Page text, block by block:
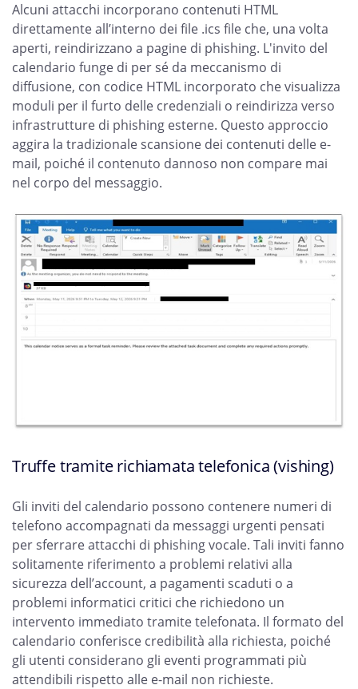
Alcuni attacchi incorporano contenuti HTML
direttamente all’interno dei file .ics file che, una volta
aperti, reindirizzano a pagine di phishing. L'invito del
calendario funge di per sé da meccanismo di
diffusione, con codice HTML incorporato che visualizza
moduli per il furto delle credenziali o reindirizza verso
infrastrutture di phishing esterne. Questo approccio
aggira la tradizionale scansione dei contenuti delle e-
mail, poiché il contenuto dannoso non compare mai
nel corpo del messaggio.
Truffe tramite richiamata telefonica (vishing)
Gli inviti del calendario possono contenere numeri di
telefono accompagnati da messaggi urgenti pensati
per sferrare attacchi di phishing vocale. Tali inviti fanno
solitamente riferimento a problemi relativi alla
sicurezza dell’account, a pagamenti scaduti o a
problemi informatici critici che richiedono un
intervento immediato tramite telefonata. Il formato del
calendario conferisce credibilità alla richiesta, poiché
gli utenti considerano gli eventi programmati più
attendibili rispetto alle e-mail non richieste.